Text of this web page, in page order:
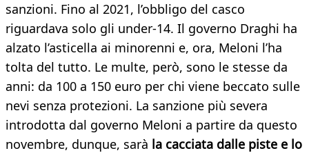
sanzioni. Fino al 2021, l’obbligo del casco
riguardava solo gli under-14. Il governo Draghi ha
alzato l’asticella ai minorenni e, ora, Meloni l’ha
tolta del tutto. Le multe, però, sono le stesse da
anni: da 100 a 150 euro per chi viene beccato sulle
nevi senza protezioni. La sanzione più severa
introdotta dal governo Meloni a partire da questo
novembre, dunque, sarà la cacciata dalle piste e lo